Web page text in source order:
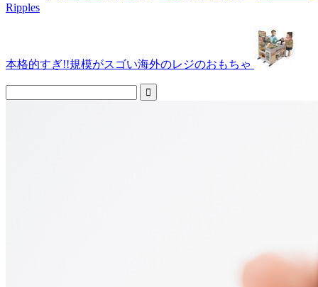
Ripples
本格的すぎ!!規模がスゴい海外のレジのおもちゃ